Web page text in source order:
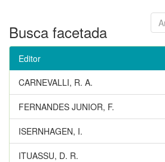
Busca facetada
Editor
CARNEVALLI, R. A.
FERNANDES JUNIOR, F.
ISERNHAGEN, I.
ITUASSU, D. R.